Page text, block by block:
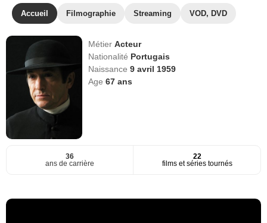
Accueil Filmographie Streaming VOD, DVD
MétierActeur
Nationalité Portugais
Naissance9 avril 1959
Age67 ans
36
ans de carrière
22
films et séries tournés